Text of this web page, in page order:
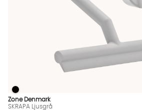
SKRAPA Ljusgrå Finns även i dessa
SKRAPA Ljusgrå
Zone Denmark
SKRAPA Ljusgrå